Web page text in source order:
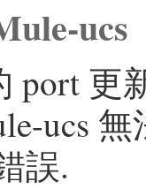
ucs
port 更
ucs 無
誤.